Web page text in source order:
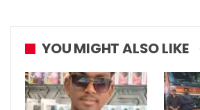
YOU MIGHT ALSO LIKE